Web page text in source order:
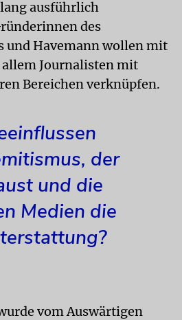
ausführlich
des
und Havemann wollen mit
Journalisten mit
Bereichen verknüpfen.
der
und die
Medien die
vom Auswärtigen